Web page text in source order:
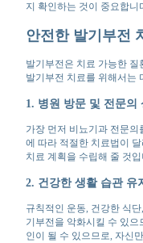
지 확인하는 것이 중요합니
안전한 발기부전
발기부전은 치료 가능한
발기부전 치료를 위해서는
1. 병원 방문 및 전문의
가장 먼저 비뇨기과 전문
에 따라 적절한 치료법이
치료 계획을 수립해 줄 것
2. 건강한 생활 습관 유
규칙적인 운동, 건강한 식
기부전을 악화시킬 수 있
인이 될 수 있으므로, 자신